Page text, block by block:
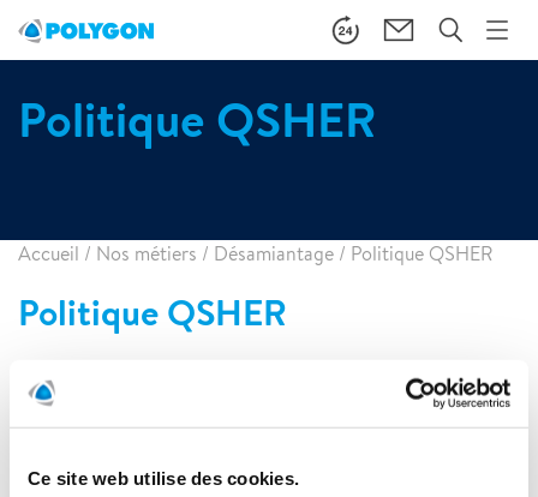
Ce site web utilise des cookies.
Politique QSHER
Accueil / Nos métiers / Désamiantage / Politique QSHER
Politique QSHER
Politique QSHER